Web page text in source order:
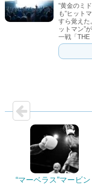
“黄金のミ
も“ヒット
すら覚えた
ットマン”
一戦「THE
“マーベラス”マービン